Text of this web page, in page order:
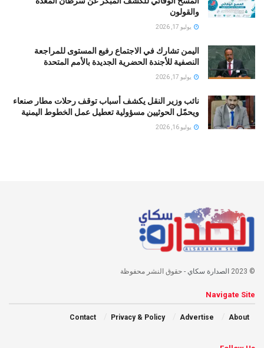
والقولون
يوليو 17, 2026
اليمن تشارك في الاجتماع رفيع المستوى للمراجعة
النصفية للأجندة الحضرية الجديدة بالأمم المتحدة
يوليو 17, 2026
نائب وزير النقل يكشف أسباب توقف رحلات مطار صنعاء
ويحمّل الحوثيين مسؤولية تعطيل عمل الخطوط اليمنية
يوليو 16, 2026
© 2023 الصدارة سكاي - حقوق النشر محفوظة
Navigate Site
About
Advertise
Privacy & Policy
Contact